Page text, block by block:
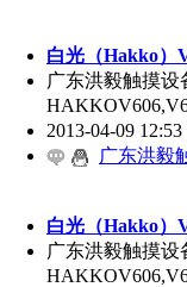
白光（Hakko）
广东洪毅触摸
2013-04-09 12:53
广东洪毅
白光（Hakko）
广东洪毅触摸